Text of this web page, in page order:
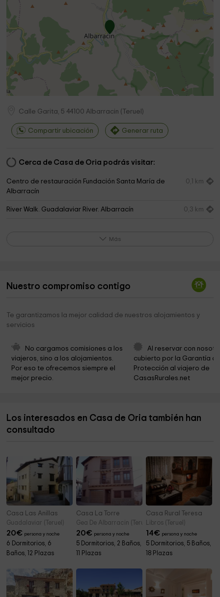
Calle Garita, 5 44100 Albarracin ( Teruel )
Compartir ubicación Generar ruta
Cerca de Casa de Oria podrás visitar:
Centro de restauración Fundación Santa María de
Albarracín
0,1 km
River Walk. Guadalaviar River. Albarracín 0,3 km
Municipio di Albarracín 0,5 km
Casa - Museo Albarracín 0,6 km
Comarca de la Sierra de Albarracín 0,6 km
0,6 km
Casa de Santa María
Más
Nuestro compromiso contigo
Te garantizamos la mejor calidad de nuestros alojamientos y
servicios
No cargamos comisiones a los
viajeros, sino a los alojamientos.
Por eso te ofrecemos siempre el
mejor precio.
Al reservar con
cubierto por la Garantía
Protección al viajero de
CasasRurales.net
Los interesados en Casa de Oria también han
consultado
Casa Las Anillas
Guadalaviar (Teruel)
20€ persona y noche
6 Dormitorios, 6
Baños, 12 Plazas
Casa La Torre
Gea De Albarracin (Teruel)
20€ persona y noche
5 Dormitorios, 2 Baños,
11 Plazas
Casa Rural Teresa
Libros (Teruel)
14€ persona y noche
5 Dormitorios, 5 Baños,
18 Plazas